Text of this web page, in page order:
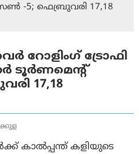
-5; ഫെബ്രുവരി 17,18
റോളിംഗ് ട്രോഫി
ടൂർണമെന്റ്
17,18
കാൽപ്പന്ത് കളിയുടെ